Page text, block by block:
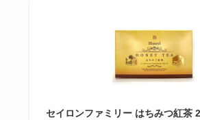
セイロンファミリー はちみつ紅茶